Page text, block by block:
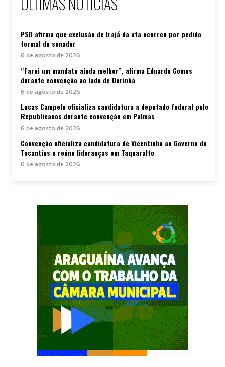
PSD afirma que exclusão de Irajá da ata ocorreu por pedido
formal do senador
6 de agosto de 2026
“Farei um mandato ainda melhor”, afirma Eduardo Gomes
durante convenção ao lado de Dorinha
6 de agosto de 2026
Lucas Campelo oficializa candidatura a deputado federal pelo
Republicanos durante convenção em Palmas
6 de agosto de 2026
Convenção oficializa candidatura de Vicentinho ao Governo do
Tocantins e reúne lideranças em Taquaralto
6 de agosto de 2026